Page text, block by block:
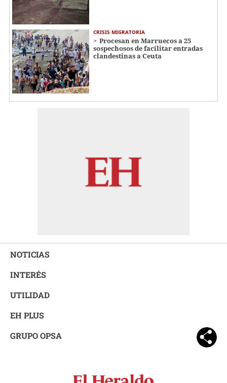
CRISIS MIGRATORIA
Procesan en Marruecos a 25
sospechosos de facilitar entradas
clandestinas a Ceuta
NOTICIAS
INTERÉS
UTILIDAD
EH PLUS
GRUPO OPSA